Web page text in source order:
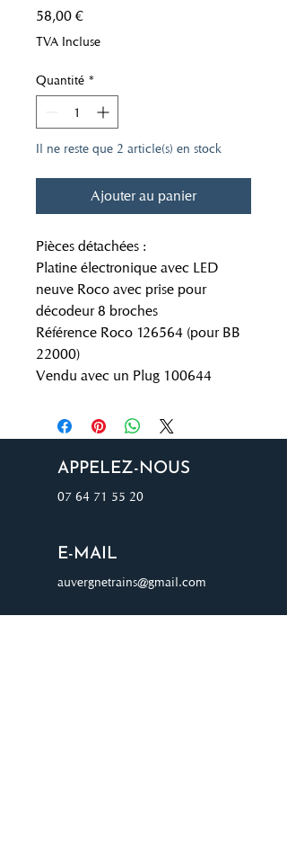
58,00 €Prix
TVA Incluse
Quantité *
Il ne reste que 2 article(s) en stock
Ajouter au panier
Pièces détachées :
Platine électronique avec LED
neuve Roco avec prise pour
décodeur 8 broches
Référence Roco 126564 (pour BB
22000)
Vendu avec un Plug 100644
APPELEZ-NOUS
07 64 71 55 20
E-MAIL
auvergnetrains@gmail.com